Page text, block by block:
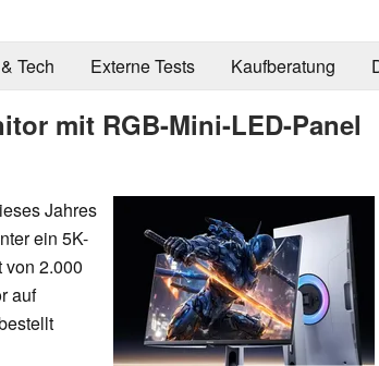
Tech Externe Tests Kaufberatung
mit RGB-Mini-LED-Panel
Jahres
ein 5K-
2.000
auf